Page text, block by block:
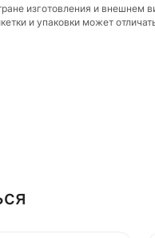
изготовления и
и упаковки может